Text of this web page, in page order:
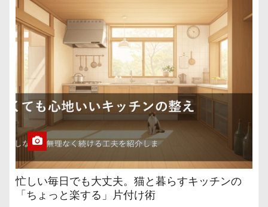
忙しい毎日でも大丈夫。猫と暮らすキッチンの
「ちょっと楽する」片付け術